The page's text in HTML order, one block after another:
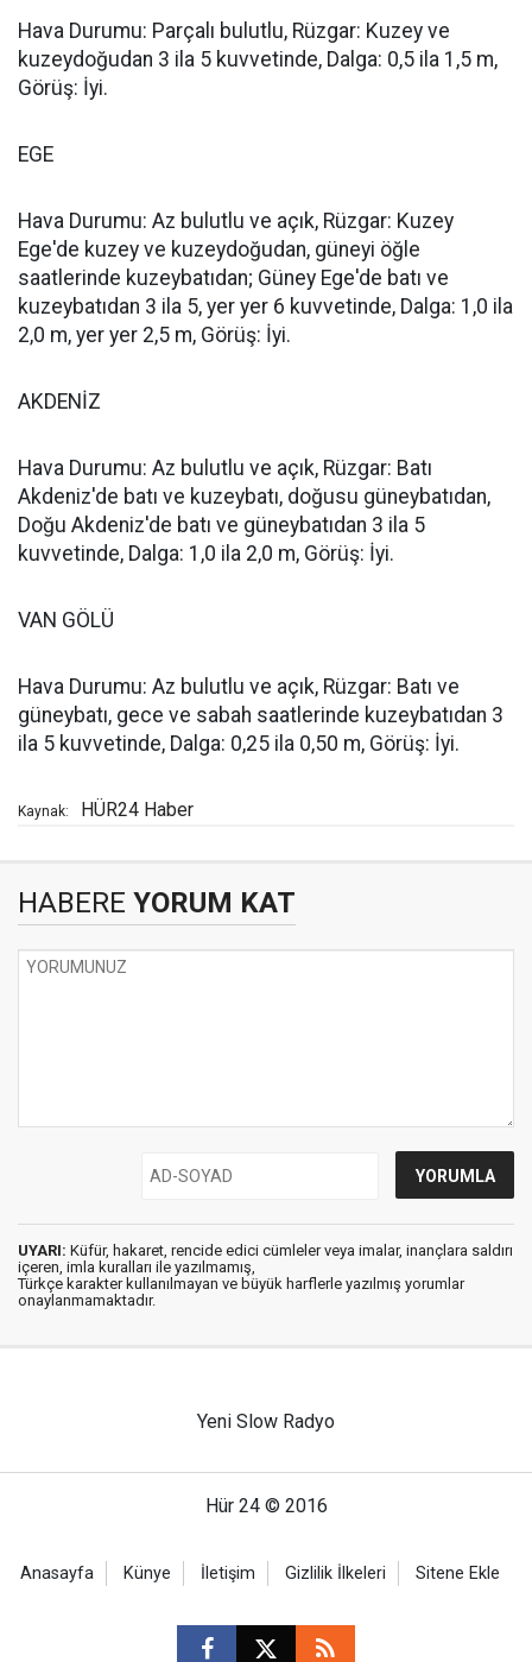
Hava Durumu: Parçalı bulutlu, Rüzgar: Kuzey ve
kuzeydoğudan 3 ila 5 kuvvetinde, Dalga: 0,5 ila 1,5 m,
Görüş: İyi.
EGE
Hava Durumu: Az bulutlu ve açık, Rüzgar: Kuzey
Ege'de kuzey ve kuzeydoğudan, güneyi öğle
saatlerinde kuzeybatıdan; Güney Ege'de batı ve
kuzeybatıdan 3 ila 5, yer yer 6 kuvvetinde, Dalga: 1,0 ila
2,0 m, yer yer 2,5 m, Görüş: İyi.
AKDENİZ
Hava Durumu: Az bulutlu ve açık, Rüzgar: Batı
Akdeniz'de batı ve kuzeybatı, doğusu güneybatıdan,
Doğu Akdeniz'de batı ve güneybatıdan 3 ila 5
kuvvetinde, Dalga: 1,0 ila 2,0 m, Görüş: İyi.
VAN GÖLÜ
Hava Durumu: Az bulutlu ve açık, Rüzgar: Batı ve
güneybatı, gece ve sabah saatlerinde kuzeybatıdan 3
ila 5 kuvvetinde, Dalga: 0,25 ila 0,50 m, Görüş: İyi.
Kaynak: HÜR24 Haber
HABERE YORUM KAT
UYARI: Küfür, hakaret, rencide edici cümleler veya imalar, inançlara saldırı
içeren, imla kuralları ile yazılmamış,
Türkçe karakter kullanılmayan ve büyük harflerle yazılmış yorumlar
onaylanmamaktadır.
Yeni Slow Radyo
Hür 24 © 2016
Anasayfa Künye İletişim Gizlilik İlkeleri Sitene Ekle